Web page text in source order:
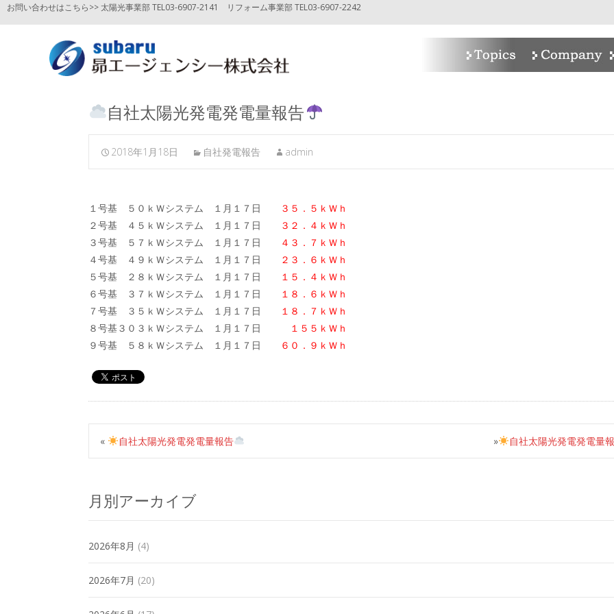
お問い合わせはこちら>> 太陽光事業部 TEL03-6907-2141 リフォーム事業部 TEL03-6907-2242
自社太陽光発電発電量報告
2018年1月18日 自社発電報告 admin
１号基 ５０ｋＷシステム １月１７日
３５．５ｋＷｈ
２号基 ４５ｋＷシステム １月１７日
３２．４ｋＷｈ
３号基 ５７ｋＷシステム １月１７日
４３．７ｋＷｈ
４号基 ４９ｋＷシステム １月１７日
２３．６ｋＷｈ
５号基 ２８ｋＷシステム １月１７日
１５．４ｋＷｈ
６号基 ３７ｋＷシステム １月１７日
１８．６ｋＷｈ
７号基 ３５ｋＷシステム １月１７日
１８．７ｋＷｈ
８号基３０３ｋＷシステム １月１７日
１５５ｋＷｈ
９号基 ５８ｋＷシステム １月１７日
６０．９ｋＷｈ
« 自社太陽光発電発電量報告 自社太陽光発電発電量
»
月別アーカイブ
2026年8月 (4)
2026年7月 (20)